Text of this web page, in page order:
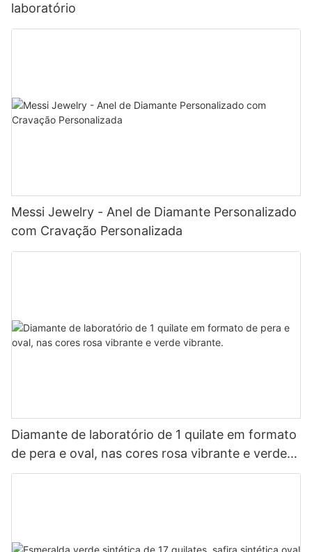
laboratório
Messi Jewelry - Anel de Diamante Personalizado
com Cravação Personalizada
Diamante de laboratório de 1 quilate em formato
de pera e oval, nas cores rosa vibrante e verde
vibrante.